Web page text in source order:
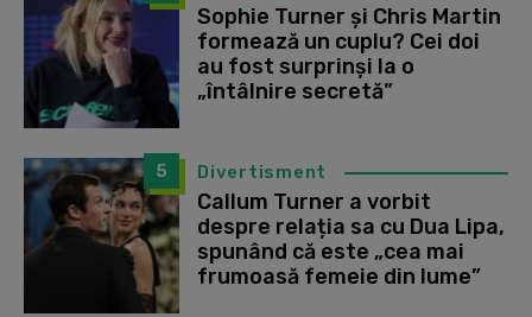
Sophie Turner și Chris Martin
formează un cuplu? Cei doi
au fost surprinși la o
„întâlnire secretă”
5 Divertisment
Callum Turner a vorbit
despre relația sa cu Dua Lipa,
spunând că este „cea mai
frumoasă femeie din lume”